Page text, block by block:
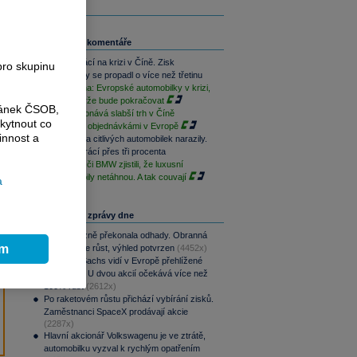
Související komentáře
BMW doplácí na krizi v Číně. Zisk
automobilky se propadl o více než třetinu
Jakub Blaha: Evropské automobilky v krizi,
tlak na marže bude pokračovat
BMW překonává slabší trh v Číně
rekordními objednávkámi v Evropě
Akcie na cla citlivých automobilek narazily.
Některé ztrácí přes tři procenta
V Porsche či BMW zjistili, že luxusní
elektromobily netáhnou. A tak couvají
Nejčtenější zprávy dne
CSG výrazně překonala odhady. Obranná
divize táhne růst, výhled potvrzen (4452x)
Goldman Sachs vidí v Evropě přehlížené
příležitosti. U dvou akcií očekává více než
(2612x)
Po raketovém růstu přichází vybírání zisků.
Zaměstnanci SpaceX prodávají akcie
(2287x)
Hlavní akcionář Volkswagenu je ve ztrátě,
automobilku vyzval k rychlým opatřením
skupinu
ČSOB,
co
a